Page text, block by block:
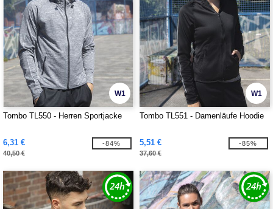
W1
Tombo TL550 - Herren Sportjacke
6,31 €
40,50 €
-84%
W1
Tombo TL551 - Damenläufe Hoodie
5,51 €
37,60 €
-85%